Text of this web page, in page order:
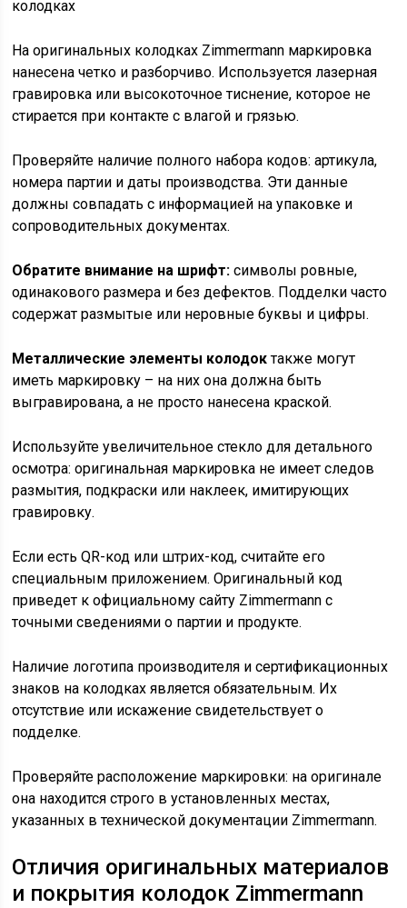
На оригинальных колодках Zimmermann маркировка
нанесена четко и разборчиво. Используется лазерная
гравировка или высокоточное тиснение, которое не
стирается при контакте с влагой и грязью.
Проверяйте наличие полного набора кодов: артикула,
номера партии и даты производства. Эти данные
должны совпадать с информацией на упаковке и
сопроводительных документах.
Обратите внимание на шрифт: символы ровные,
одинакового размера и без дефектов. Подделки часто
содержат размытые или неровные буквы и цифры.
Металлические элементы колодоктакже могут
иметь маркировку – на них она должна быть
выгравирована, а не просто нанесена краской.
Используйте увеличительное стекло для детального
осмотра: оригинальная маркировка не имеет следов
размытия, подкраски или наклеек, имитирующих
гравировку.
Если есть QR-код или штрих-код, считайте его
специальным приложением. Оригинальный код
приведет к официальному сайту Zimmermann с
точными сведениями о партии и продукте.
Наличие логотипа производителя и сертификационных
знаков на колодках является обязательным. Их
отсутствие или искажение свидетельствует о
подделке.
Проверяйте расположение маркировки: на оригинале
она находится строго в установленных местах,
указанных в технической документации Zimmermann.
Отличия оригинальных материалов
и покрытия колодок Zimmermann